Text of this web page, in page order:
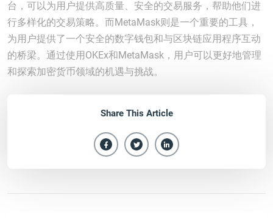
台，可以为用户提供高质量、安全的交易服务，帮助他们进
行多样化的交易策略。而MetaMask则是一个重要的工具，
为用户提供了一个安全的数字钱包和与区块链应用程序互动
的桥梁。通过使用OKEx和MetaMask，用户可以更好地管理
和探索加密货币领域的机遇与挑战。
Share This Article